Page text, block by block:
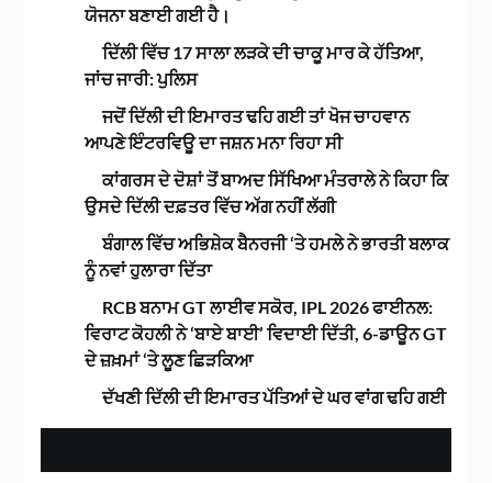
ਯੋਜਨਾ ਬਣਾਈ ਗਈ ਹੈ।
ਦਿੱਲੀ ਵਿੱਚ 17 ਸਾਲਾ ਲੜਕੇ ਦੀ ਚਾਕੂ ਮਾਰ ਕੇ ਹੱਤਿਆ,
ਜਾਂਚ ਜਾਰੀ: ਪੁਲਿਸ
ਜਦੋਂ ਦਿੱਲੀ ਦੀ ਇਮਾਰਤ ਢਹਿ ਗਈ ਤਾਂ ਖੋਜ ਚਾਹਵਾਨ
ਆਪਣੇ ਇੰਟਰਵਿਊ ਦਾ ਜਸ਼ਨ ਮਨਾ ਰਿਹਾ ਸੀ
ਕਾਂਗਰਸ ਦੇ ਦੋਸ਼ਾਂ ਤੋਂ ਬਾਅਦ ਸਿੱਖਿਆ ਮੰਤਰਾਲੇ ਨੇ ਕਿਹਾ ਕਿ
ਉਸਦੇ ਦਿੱਲੀ ਦਫ਼ਤਰ ਵਿੱਚ ਅੱਗ ਨਹੀਂ ਲੱਗੀ
ਬੰਗਾਲ ਵਿੱਚ ਅਭਿਸ਼ੇਕ ਬੈਨਰਜੀ ‘ਤੇ ਹਮਲੇ ਨੇ ਭਾਰਤੀ ਬਲਾਕ
ਨੂੰ ਨਵਾਂ ਹੁਲਾਰਾ ਦਿੱਤਾ
RCB ਬਨਾਮ GT ਲਾਈਵ ਸਕੋਰ, IPL 2026 ਫਾਈਨਲ:
ਵਿਰਾਟ ਕੋਹਲੀ ਨੇ ‘ਬਾਏ ਬਾਈ’ ਵਿਦਾਈ ਦਿੱਤੀ, 6-ਡਾਊਨ GT
ਦੇ ਜ਼ਖ਼ਮਾਂ ‘ਤੇ ਲੂਣ ਛਿੜਕਿਆ
ਦੱਖਣੀ ਦਿੱਲੀ ਦੀ ਇਮਾਰਤ ਪੱਤਿਆਂ ਦੇ ਘਰ ਵਾਂਗ ਢਹਿ ਗਈ